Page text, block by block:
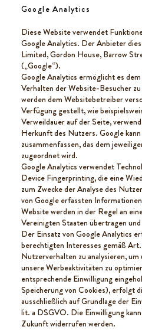
Google Analytics
Diese Website verwendet
Google Analytics. Der Anbieter
Limited, Gordon House, Barrow
(„Google“).
Google Analytics ermöglicht es
Verhalten der Website-Besucher
werden dem Websitebetreiber
Verfügung gestellt, wie
Verweildauer auf der Seite,
Herkunft des Nutzers. Google
zusammenfassen, das dem
zugeordnet wird.
Google Analytics verwendet
Device Fingerprinting, die eine
zum Zwecke der Analyse des
von Google erfassten
Website werden in der Regel an
Vereinigten Staaten übertragen
Der Einsatz von Google Analytics
berechtigten Interesses gemäß
Nutzerverhalten zu analysieren,
unsere Werbeaktivitäten zu
entsprechende Einwilligung
Speicherung von Cookies), erfolgt
ausschließlich auf Grundlage der
lit. a DSGVO. Die Einwilligung
Zukunft widerrufen werden.